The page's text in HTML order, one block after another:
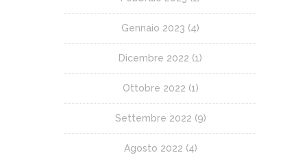
Gennaio 2023 (4)
Dicembre 2022 (1)
Ottobre 2022 (1)
Settembre 2022 (9)
Agosto 2022 (4)